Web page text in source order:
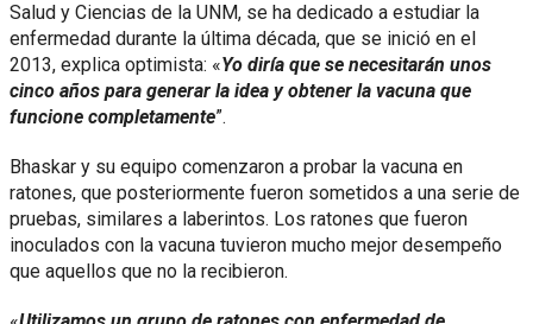
Salud y Ciencias de la UNM, se ha dedicado a estudiar la
enfermedad durante la última década, que se inició en el
2013, explica optimista: «Yo diría que se necesitarán unos
cinco años para generar la idea y obtener la vacuna que
funcione completamente”.
Bhaskar y su equipo comenzaron a probar la vacuna en
ratones, que posteriormente fueron sometidos a una serie de
pruebas, similares a laberintos. Los ratones que fueron
inoculados con la vacuna tuvieron mucho mejor desempeño
que aquellos que no la recibieron.